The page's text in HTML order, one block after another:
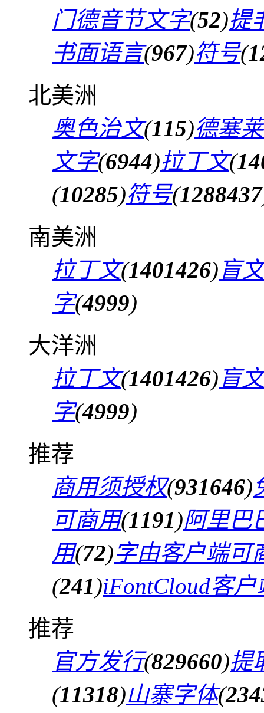
门德音节文字(52)提
书面语言(967)符号(
北美洲
奥色治文(115)德塞
文字(6944)拉丁文(
(10285)符号(1288437
南美洲
拉丁文(1401426)盲文
字(4999)
大洋洲
拉丁文(1401426)盲文
字(4999)
推荐
商用须授权(931646)
可商用(1191)阿里巴
用(72)字由客户端可
(241)iFontCloud客
推荐
官方发行(829660)提
(11318)山寨字体(